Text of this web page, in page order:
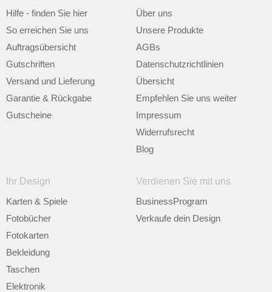
Hilfe - finden Sie hier
So erreichen Sie uns
Auftragsübersicht
Gutschriften
Versand und Lieferung
Garantie & Rückgabe
Gutscheine
Über uns
Unsere Produkte
AGBs
Datenschutzrichtlinien
Übersicht
Empfehlen Sie uns weiter
Impressum
Widerrufsrecht
Blog
Ihr Design
Karten & Spiele
Fotobücher
Fotokarten
Bekleidung
Taschen
Elektronik
Verdienen Sie mit uns
BusinessProgram
Verkaufe dein Design